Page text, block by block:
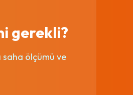
gerekli?
saha ölçümü ve